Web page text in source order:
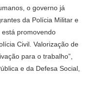
o governo já
da Polícia Militar e
promovendo
Civil. Valorização de
para o trabalho”,
e da Defesa Social,